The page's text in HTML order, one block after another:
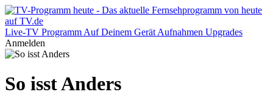
Live-TV Programm Auf Deinem Gerät Aufnahmen Upgrades
Anmelden
So isst Anders